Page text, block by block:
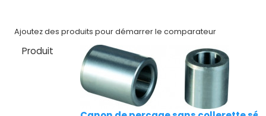
marques
Fiches
techniques
Catalogue
Ajoutez des produits pour démarrer le comparateur
Produit